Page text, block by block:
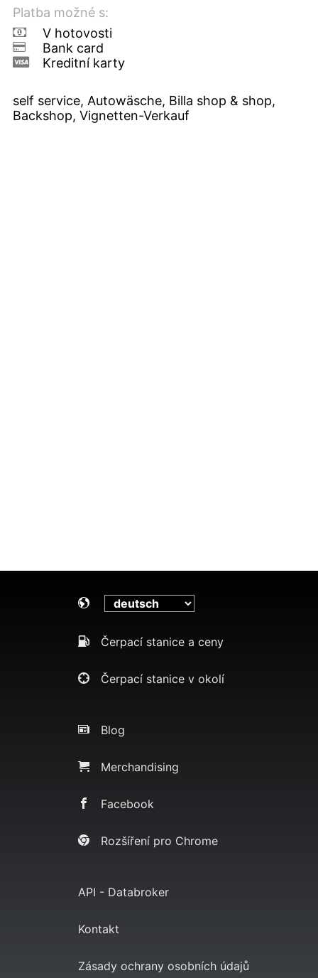
Platba možné s:
V hotovosti
Bank card
Kreditní karty
self service, Autowäsche, Billa shop & shop,
Backshop, Vignetten-Verkauf
Čerpací stanice a ceny
Čerpací stanice v okolí
Blog
Merchandising
Facebook
Rozšíření pro Chrome
API - Databroker
Kontakt
Zásady ochrany osobních údajů